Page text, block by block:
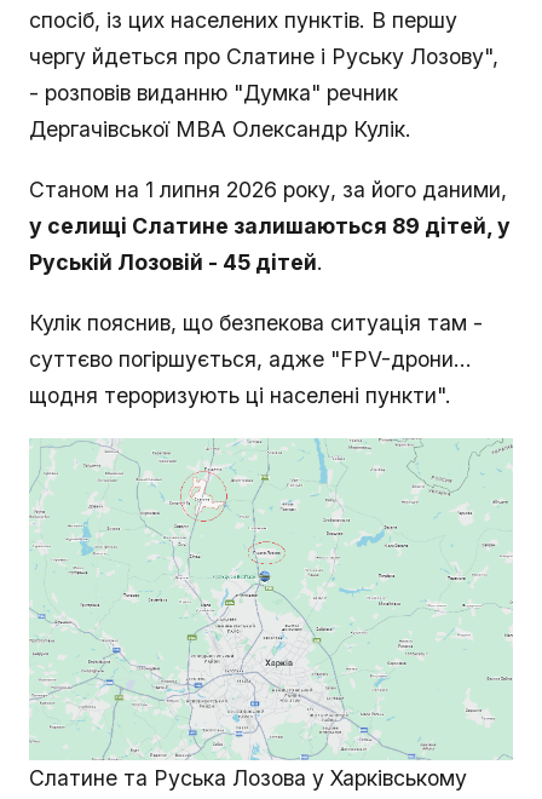
спосіб, із цих населених пунктів. В першу
чергу йдеться про Слатине і Руську Лозову",
- розповів виданню "Думка" речник
Дергачівської МВА Олександр Кулік.
Станом на 1 липня 2026 року, за його даними,
у селищі Слатине залишаються 89 дітей, у
Руській Лозовій - 45 дітей.
Кулік пояснив, що безпекова ситуація там -
суттєво погіршується, адже "FPV-дрони...
щодня тероризують ці населені пункти".
Слатине та Руська Лозова у Харківському